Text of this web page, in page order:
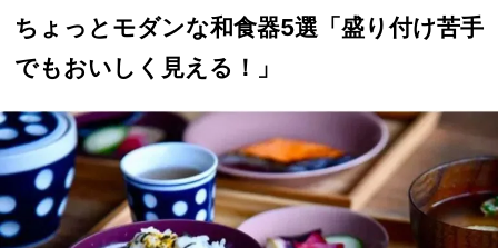
記憶
に一
生残
【極
上の
家族
旅】
を
ワイ
ポッ
ト】
子ど
もも
大人
ちょっとモダンな和食器5選「盛り付け苦手
でもおいしく見える！」